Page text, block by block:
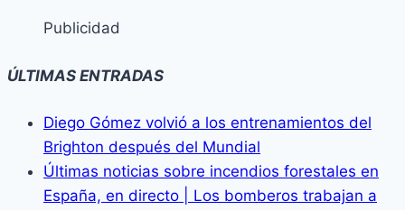
Publicidad
ÚLTIMAS ENTRADAS
Diego Gómez volvió a los entrenamientos del
Brighton después del Mundial
Últimas noticias sobre incendios forestales en
España, en directo | Los bomberos trabajan a